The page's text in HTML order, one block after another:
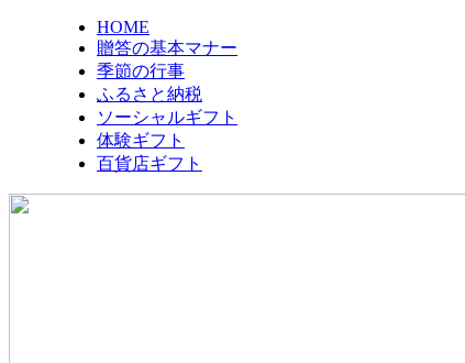
HOME
贈答の基本マナー
季節の行事
ふるさと納税
ソーシャルギフト
体験ギフト
百貨店ギフト